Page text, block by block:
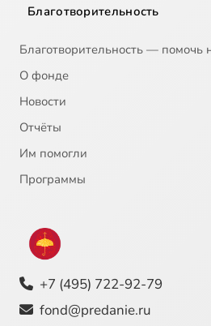
Благотворительность
Благотворительность —
О фонде
Новости
Отчёты
Им помогли
Программы
+7 (495) 722-92-79
fond@predanie.ru